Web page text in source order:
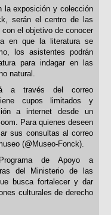
la exposición y colección
serán el centro de las
el objetivo de conocer
en que la literatura se
los asistentes podrán
para indagar en las
natural.
a través del correo
cupos limitados y
a internet desde un
Para quienes deseen
sus consultas al correo
(@Museo-Fonck).
de Apoyo a
del Ministerio de las
busca fortalecer y dar
culturales de derecho